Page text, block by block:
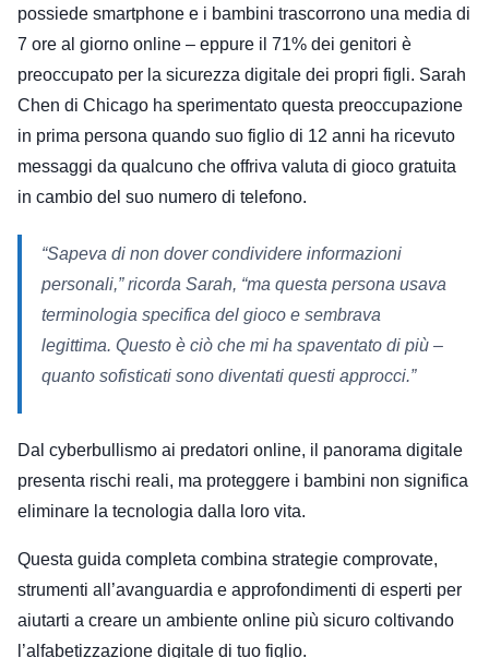
possiede smartphone e i bambini trascorrono una media di
7 ore al giorno online – eppure il 71% dei genitori è
preoccupato per la sicurezza digitale dei propri figli. Sarah
Chen di Chicago ha sperimentato questa preoccupazione
in prima persona quando suo figlio di 12 anni ha ricevuto
messaggi da qualcuno che offriva valuta di gioco gratuita
in cambio del suo numero di telefono.
“Sapeva di non dover condividere informazioni
personali,” ricorda Sarah, “ma questa persona usava
terminologia specifica del gioco e sembrava
legittima. Questo è ciò che mi ha spaventato di più –
quanto sofisticati sono diventati questi approcci.”
Dal cyberbullismo ai predatori online, il panorama digitale
presenta rischi reali, ma proteggere i bambini non significa
eliminare la tecnologia dalla loro vita.
Questa guida completa combina strategie comprovate,
strumenti all’avanguardia e approfondimenti di esperti per
aiutarti a creare un ambiente online più sicuro coltivando
l’alfabetizzazione digitale di tuo figlio.